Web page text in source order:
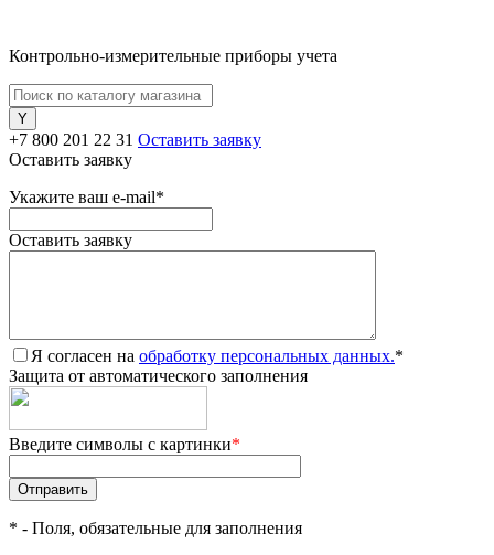
Контрольно-измерительные приборы учета
+7 800 201 22 31 Оставить заявку
Оставить заявку
Укажите ваш e-mail*
Оставить заявку
Я согласен на обработку персональных данных.*
Защита от автоматического заполнения
Введите символы с картинки*
* - Поля, обязательные для заполнения